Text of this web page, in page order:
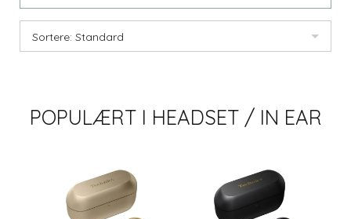
Sortere: Standard
POPULÆRT I HEADSET / IN EAR